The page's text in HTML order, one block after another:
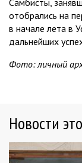
Самбисты,
отобрались на
в начале лета в
дальнейших
Фото: личный
Новости